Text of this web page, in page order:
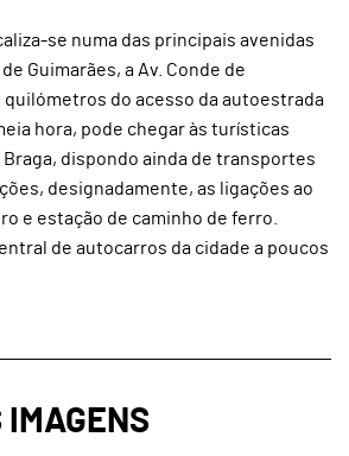
se numa das principais avenidas
Guimarães, a Av. Conde de
quilómetros do acesso da autoestrada
hora, pode chegar às turísticas
dispondo ainda de transportes
designadamente, as ligações ao
e estação de caminho de ferro.
de autocarros da cidade a poucos